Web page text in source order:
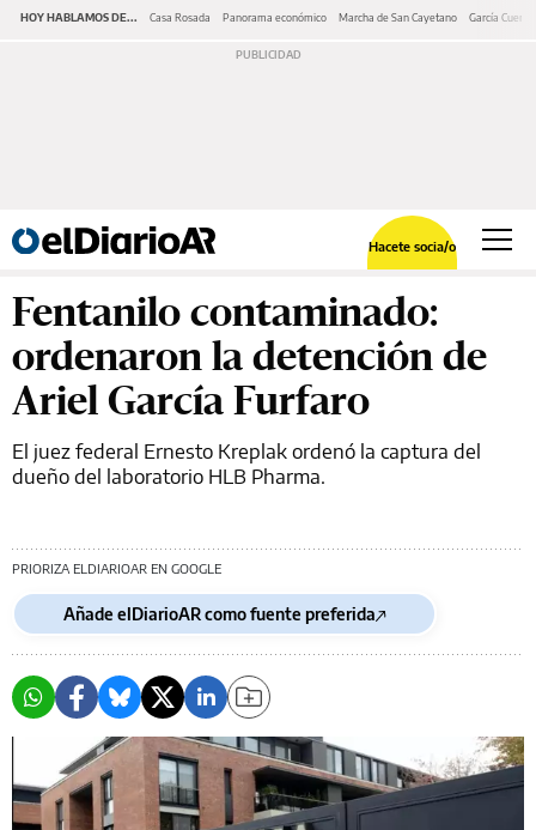
HOY HABLAMOS DE... Casa Rosada Panorama económico Marcha de San Cayetano García Cuerva
Hacete socia/o
Fentanilo contaminado:
ordenaron la detención de
Ariel García Furfaro
El juez federal Ernesto Kreplak ordenó la captura del
dueño del laboratorio HLB Pharma.
PRIORIZA ELDIARIOAR EN GOOGLE
Añade elDiarioAR como fuente preferida